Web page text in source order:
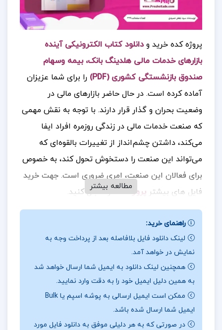
پروژه کده خرید و دانلود کتاب الکترونیکی آینده
بازارهای خدمات مالی هلدینگ بانک، بیمه وسهام
صندوق بازنشستگی کشوری (PDF)
را برای شما عزیزان
آماده کرده است. در حال حاضر بازارهای مالی در
وضعیت بحران و گذار قرار دارند. با توجه به نقش مهمی
که صنعت خدمات مالی در زندگی روزمره افراد ایفا
می‌کند، داشتن چشم‌انداز از تغییرات بالقوه‌ای که
می‌تواند این صنعت را دستخوش تحول کند، به خصوص
برای فعالان این صنعت، امری ضروری است. جهت خرید
فایل های بیشتر پروژه کدهرا دنبال کنید.
درباره نویسنده کتاب آینده بازارهای خدمات مالی
هلدینگ بانک، بیمه وسهام صندوق بازنشستگی کشوری
کتاب “آینده بازارهای خدمات مالی” که توسط هلدینگ
بانک، بیمه و سهام صندوق بازنشستگی کشوری منتشر
شده است، به بررسی وضعیت کنونی و تغییرات
بالقوه‌ای که ممکن است این صنعت را تحت تأثیر قرار
مطالعه بیشتر
راهنمای خرید:
لینک دانلود فایل بلافاصله بعد از پرداخت وجه به
نمایش در خواهد آمد.
همچنین لینک دانلود به ایمیل شما ارسال خواهد شد
به همین دلیل ایمیل خود را به دقت وارد نمایید.
ممکن است ایمیل ارسالی به پوشه اسپم یا Bulk
ایمیل شما ارسال شده باشد.
در صورتی که به هر دلیلی موفق به دانلود فایل مورد